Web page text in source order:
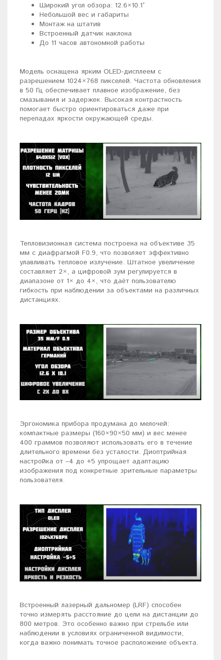
Широкий угол обзора: 12.6×10.1°
Небольшой вес и габариты
Монтаж на штатив
Встроенный датчик наклона
До 11 часов автономной работы
Модель оснащена ярким OLED-дисплеем с
разрешением 1024×768 пикселей. Частота обновления
в 50 Гц обеспечивает плавное изображение, без
смазывания и задержек. Высокая контрастность
помогает быстро ориентироваться даже при
перепадах яркости окружающей среды.
Тепловизионная система построена на объективе 35
мм с диафрагмой F0.9, что позволяет эффективно
улавливать тепловое излучение. Штатное увеличение
составляет 2×, а цифровой зум регулируется в
диапазоне от 1× до 4×, что даёт пользователю
гибкость при наблюдении за объектами на различных
дистанциях.
Эргономика прибора продумана до мелочей:
компактные размеры (160×90×50 мм) и вес менее
400 граммов позволяют использовать его в течение
длительного времени без усталости. Диоптрийная
настройка от –4 до +5 упрощает адаптацию
изображения под конкретные зрительные параметры
пользователя.
Встроенный лазерный дальномер (LRF) способен
точно измерять расстояние до цели на дистанции до
800 метров. Это особенно важно при стрельбе или
наблюдении в условиях ограниченной видимости,
когда важно понимать точное расположение объекта.